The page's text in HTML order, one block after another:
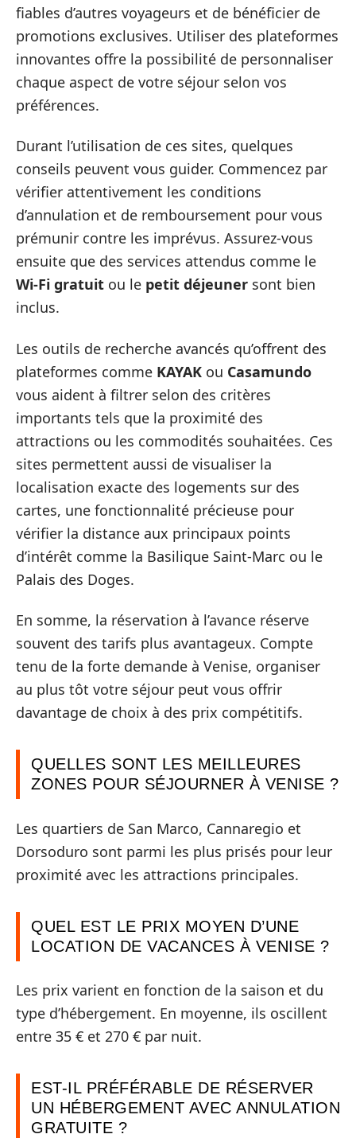
fiables d’autres voyageurs et de bénéficier de
promotions exclusives. Utiliser des plateformes
innovantes offre la possibilité de personnaliser
chaque aspect de votre séjour selon vos
préférences.
Durant l’utilisation de ces sites, quelques
conseils peuvent vous guider. Commencez par
vérifier attentivement les conditions
d’annulation et de remboursement pour vous
prémunir contre les imprévus. Assurez-vous
ensuite que des services attendus comme le
Wi-Fi gratuit ou le petit déjeuner sont bien
inclus.
Les outils de recherche avancés qu’offrent des
plateformes comme KAYAK ou Casamundo
vous aident à filtrer selon des critères
importants tels que la proximité des
attractions ou les commodités souhaitées. Ces
sites permettent aussi de visualiser la
localisation exacte des logements sur des
cartes, une fonctionnalité précieuse pour
vérifier la distance aux principaux points
d’intérêt comme la Basilique Saint-Marc ou le
Palais des Doges.
En somme, la réservation à l’avance réserve
souvent des tarifs plus avantageux. Compte
tenu de la forte demande à Venise, organiser
au plus tôt votre séjour peut vous offrir
davantage de choix à des prix compétitifs.
QUELLES SONT LES MEILLEURES
ZONES POUR SÉJOURNER À VENISE ?
Les quartiers de San Marco, Cannaregio et
Dorsoduro sont parmi les plus prisés pour leur
proximité avec les attractions principales.
QUEL EST LE PRIX MOYEN D’UNE
LOCATION DE VACANCES À VENISE ?
Les prix varient en fonction de la saison et du
type d’hébergement. En moyenne, ils oscillent
entre 35 € et 270 € par nuit.
EST-IL PRÉFÉRABLE DE RÉSERVER
UN HÉBERGEMENT AVEC ANNULATION
GRATUITE ?